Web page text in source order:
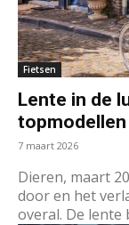
Fietsen
Lente in de
7 maart 2026
Dieren, maart
door en het
overal. De lente